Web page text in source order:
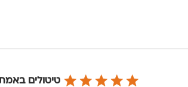
טיטולים